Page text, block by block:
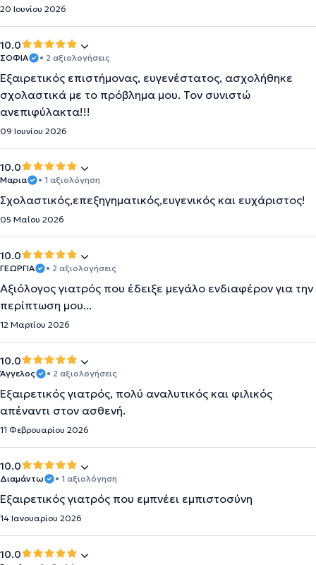
20 Ιουνίου 2026
10.0
ΣΟΦΙΑ • 2 αξιολογήσεις
Εξαιρετικός επιστήμονας, ευγενέστατος, ασχολήθηκε
σχολαστικά με το πρόβλημα μου. Τον συνιστώ
ανεπιφύλακτα!!!
09 Ιουνίου 2026
10.0
Μαρια • 1 αξιολόγηση
Σχολαστικός,επεξηγηματικός,ευγενικός και ευχάριστος!
05 Μαΐου 2026
10.0
ΓΕΩΡΓΙΑ • 2 αξιολογήσεις
Αξιόλογος γιατρός που έδειξε μεγάλο ενδιαφέρον για την
περίπτωση μου...
12 Μαρτίου 2026
10.0
Άγγελος • 2 αξιολογήσεις
Εξαιρετικός γιατρός, πολύ αναλυτικός και φιλικός
απέναντι στον ασθενή.
11 Φεβρουαρίου 2026
10.0
Διαμάντω • 1 αξιολόγηση
Εξαιρετικός γιατρός που εμπνέει εμπιστοσύνη
14 Ιανουαρίου 2026
10.0